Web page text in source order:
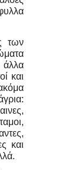
των
άλλα
και
και